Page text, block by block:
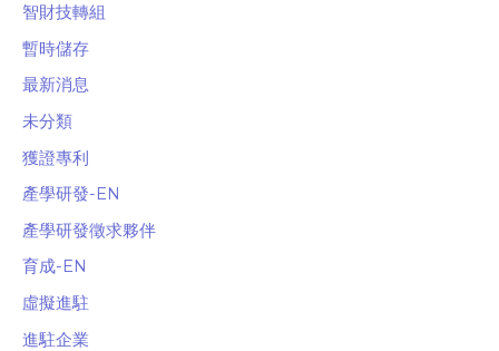
智財技轉組
暫時儲存
最新消息
未分類
獲證專利
產學研發-EN
產學研發徵求夥伴
育成-EN
虛擬進駐
進駐企業